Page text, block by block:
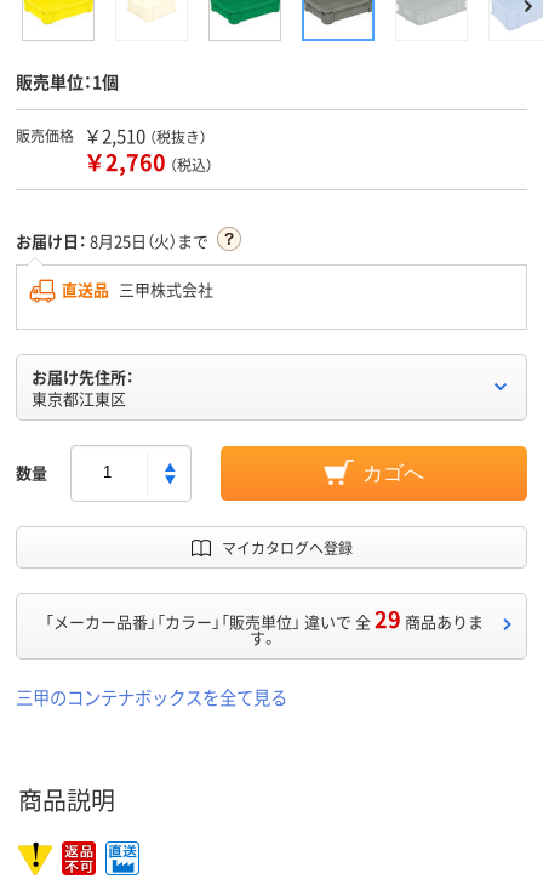
販売単位：1個
販売価格 ￥2,510 （税抜き）
￥2,760 （税込）
お届け日： 8月25日（火）まで
直送品 三甲株式会社
お届け先住所：
東京都江東区
数量 カゴへ
マイカタログへ登録
「メーカー品番」「カラー」「販売単位」 違いで 全29 商品ありま
す。
三甲のコンテナボックスを全て見る
商品説明